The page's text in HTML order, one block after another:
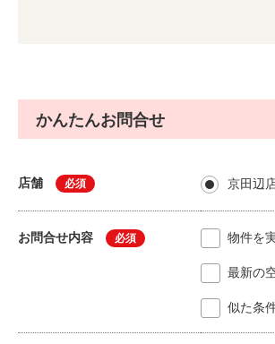
かんたんお問合せ
店舗 必須 京田辺
お問合せ内容 必須 物件を
最新の
似た条